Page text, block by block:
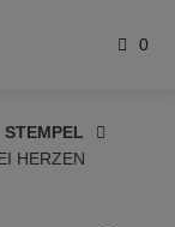
0
STEMPEL
HERZEN